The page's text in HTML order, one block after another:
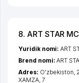
8. ART STAR
Yuridik nomi:ART
Brend nomi:ART
Adres: O'zbekiston,
XAMZA, 7